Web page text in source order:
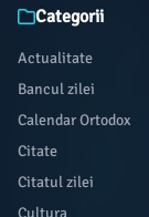
Categorii
Actualitate
Bancul zilei
Calendar Ortodox
Citate
Citatul zilei
Cultura